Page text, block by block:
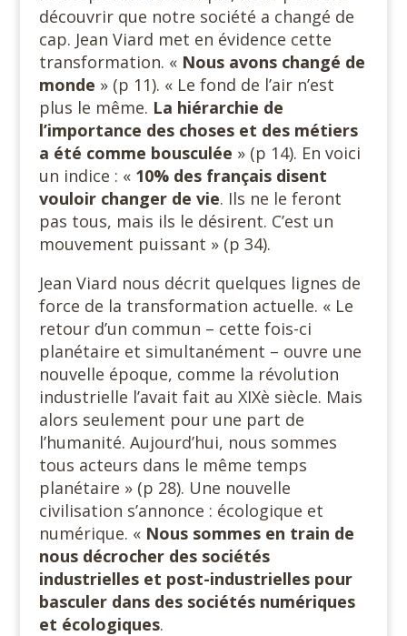
découvrir que notre société a changé de
cap. Jean Viard met en évidence cette
transformation. « Nous avons changé de
monde » (p 11). « Le fond de l’air n’est
plus le même. La hiérarchie de
l’importance des choses et des métiers
a été comme bousculée » (p 14). En voici
un indice : « 10% des français disent
vouloir changer de vie. Ils ne le feront
pas tous, mais ils le désirent. C’est un
mouvement puissant » (p 34).
Jean Viard nous décrit quelques lignes de
force de la transformation actuelle. « Le
retour d’un commun – cette fois-ci
planétaire et simultanément – ouvre une
nouvelle époque, comme la révolution
industrielle l’avait fait au XIXè siècle. Mais
alors seulement pour une part de
l’humanité. Aujourd’hui, nous sommes
tous acteurs dans le même temps
planétaire » (p 28). Une nouvelle
civilisation s’annonce : écologique et
numérique. « Nous sommes en train de
nous décrocher des sociétés
industrielles et post-industrielles pour
basculer dans des sociétés numériques
et écologiques.